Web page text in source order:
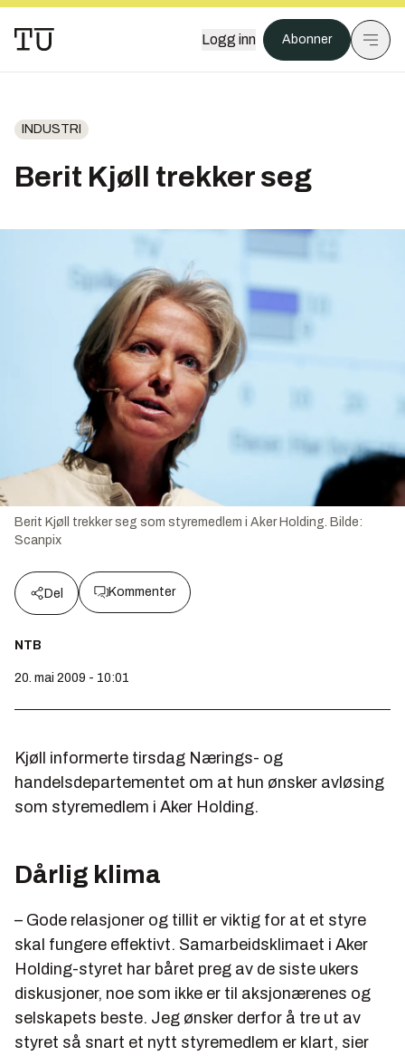
Logg inn Abonner
INDUSTRI
Berit Kjøll trekker seg
Berit Kjøll trekker seg som styremedlem i Aker Holding. Bilde:
Scanpix
Del Kommenter
NTB
20. mai 2009 - 10:01
Kjøll informerte tirsdag Nærings- og
handelsdepartementet om at hun ønsker avløsing
som styremedlem i Aker Holding.
Dårlig klima
– Gode relasjoner og tillit er viktig for at et styre
skal fungere effektivt. Samarbeidsklimaet i Aker
Holding-styret har båret preg av de siste ukers
diskusjoner, noe som ikke er til aksjonærenes og
selskapets beste. Jeg ønsker derfor å tre ut av
styret så snart et nytt styremedlem er klart, sier